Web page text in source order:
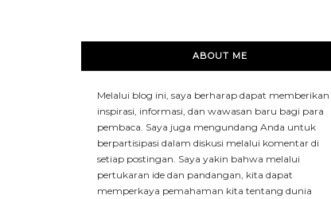
ABOUT ME
Melalui blog ini, saya berharap dapat memberikan
inspirasi, informasi, dan wawasan baru bagi para
pembaca. Saya juga mengundang Anda untuk
berpartisipasi dalam diskusi melalui komentar di
setiap postingan. Saya yakin bahwa melalui
pertukaran ide dan pandangan, kita dapat
memperkaya pemahaman kita tentang dunia